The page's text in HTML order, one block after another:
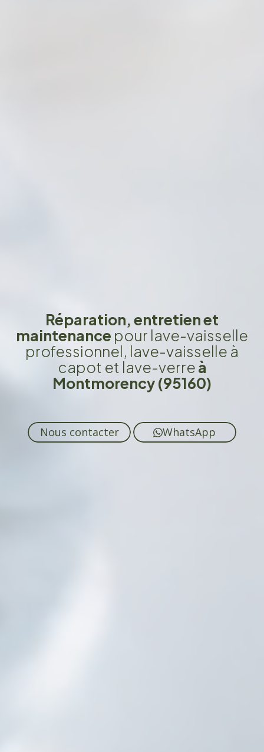
Réparation, entretien et
maintenance pour lave-vaisselle
professionnel, lave-vaisselle à
capot et lave-verreà
Montmorency (95160)
Nous contacter WhatsApp